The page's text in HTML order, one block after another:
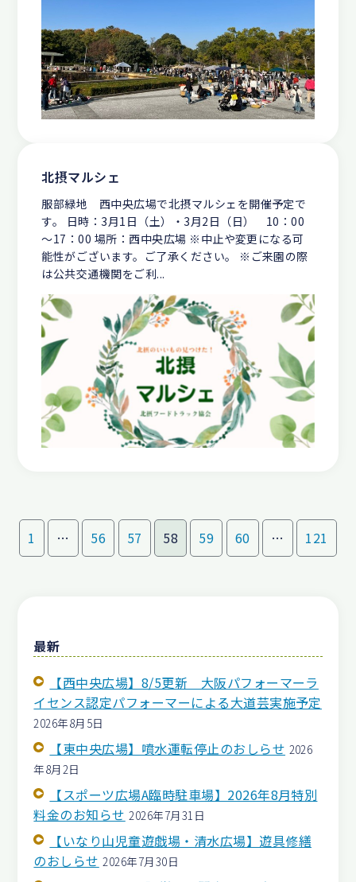
北摂マルシェ
服部緑地 西中央広場で北摂マルシェを開催予定で
す。 日時：3月1日（土）・3月2日（日） 10：00
～17：00 場所：西中央広場 ※中止や変更になる可
能性がございます。ご了承ください。 ※ご来園の際
は公共交通機関をご利...
1 … 56 57 58 59 60 … 121
最新
【西中央広場】8/5更新 大阪パフォーマーラ
イセンス認定パフォーマーによる大道芸実施予定
2026年8月5日
【東中央広場】噴水運転停止のおしらせ 2026
年8月2日
【スポーツ広場A臨時駐車場】2026年8月特別
料金のお知らせ 2026年7月31日
【いなり山児童遊戯場・清水広場】遊具修繕
のおしらせ 2026年7月30日